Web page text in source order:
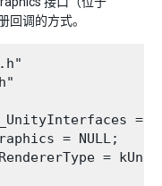
回调的方式。
=
= NULL;
=